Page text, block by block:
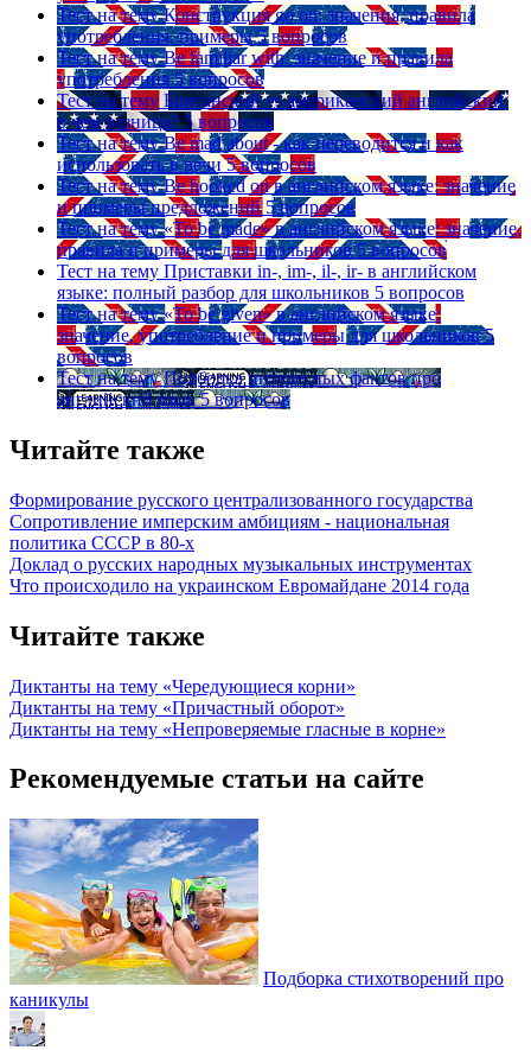
Тест на тему Конструкция go on: значения, правила
употребления, примеры 5 вопросов
Тест на тему Be familiar with: значение и правила
употребления 5 вопросов
Тест на тему Британский vs американский английский:
в чем разница? 5 вопросов
Тест на тему Be mad about - как переводится и как
использовать в речи 5 вопросов
Тест на тему Be hooked on в английском языке: значение
и примеры предложений 5 вопросов
Тест на тему «To be made» в английском языке: значение,
правила и примеры для школьников 5 вопросов
Тест на тему Приставки in-, im-, il-, ir- в английском
языке: полный разбор для школьников 5 вопросов
Тест на тему «To be given» в английском языке:
значение, употребление и примеры для школьников 5
вопросов
Тест на тему Подборка интересных фактов про
английский язык 5 вопросов
Читайте также
Формирование русского централизованного государства
Сопротивление имперским амбициям - национальная
политика СССР в 80-х
Доклад о русских народных музыкальных инструментах
Что происходило на украинском Евромайдане 2014 года
Читайте также
Диктанты на тему «Чередующиеся корни»
Диктанты на тему «Причастный оборот»
Диктанты на тему «Непроверяемые гласные в корне»
Рекомендуемые статьи на сайте
Подборка стихотворений про
каникулы